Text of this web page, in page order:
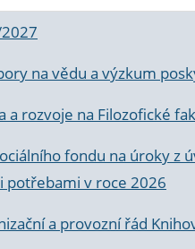
na vědu a výzkum
rozvoje na Filozofické
fondu na úroky z
potřebami v roce 2026
a provozní řád